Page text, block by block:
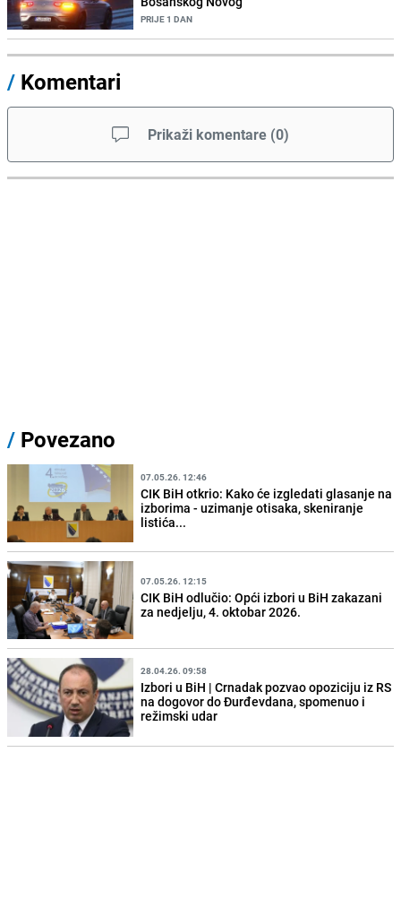
PRIJE 1 DAN
/ Komentari
Prikaži komentare (0)
/ Povezano
07.05.26. 12:46
CIK BiH otkrio: Kako će izgledati glasanje na
izborima - uzimanje otisaka, skeniranje
listića...
07.05.26. 12:15
CIK BiH odlučio: Opći izbori u BiH zakazani
za nedjelju, 4. oktobar 2026.
28.04.26. 09:58
Izbori u BiH | Crnadak pozvao opoziciju iz RS
na dogovor do Đurđevdana, spomenuo i
režimski udar